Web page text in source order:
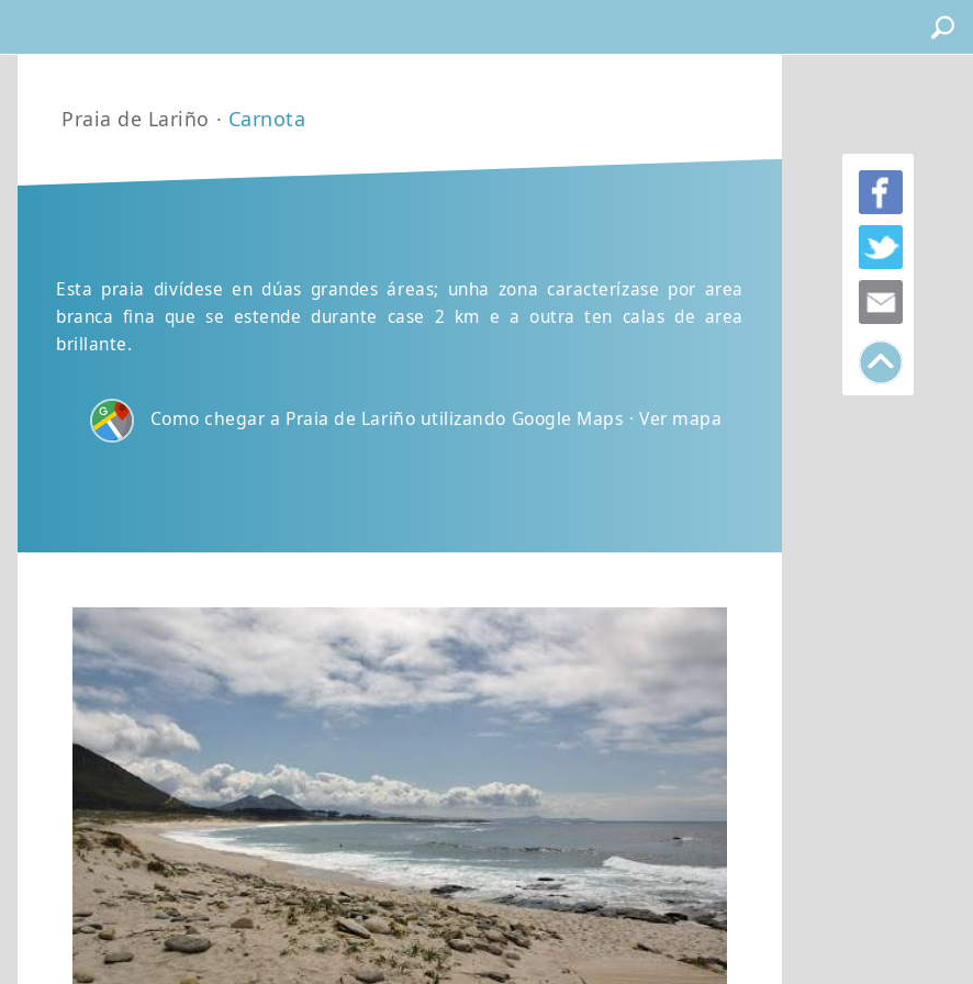
Praia de Lariño · Carnota
Esta praia divídese en dúas grandes áreas; unha zona caracterízase por area
branca fina que se estende durante case 2 km e a outra ten calas de area
brillante.
Como chegar a Praia de Lariño utilizando Google Maps · Ver mapa